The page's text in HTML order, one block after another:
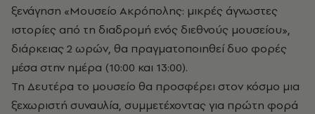
ξενάγηση «Μουσείο Ακρόπολης: μικρές άγνωστες
ιστορίες από τη διαδρομή ενός διεθνούς μουσείου»,
διάρκειας 2 ωρών, θα πραγματοποιηθεί δυο φορές
μέσα στην ημέρα (10:00 και 13:00).
Τη Δευτέρα το μουσείο θα προσφέρει στον κόσμο μια
ξεχωριστή συναυλία, συμμετέχοντας για πρώτη φορά